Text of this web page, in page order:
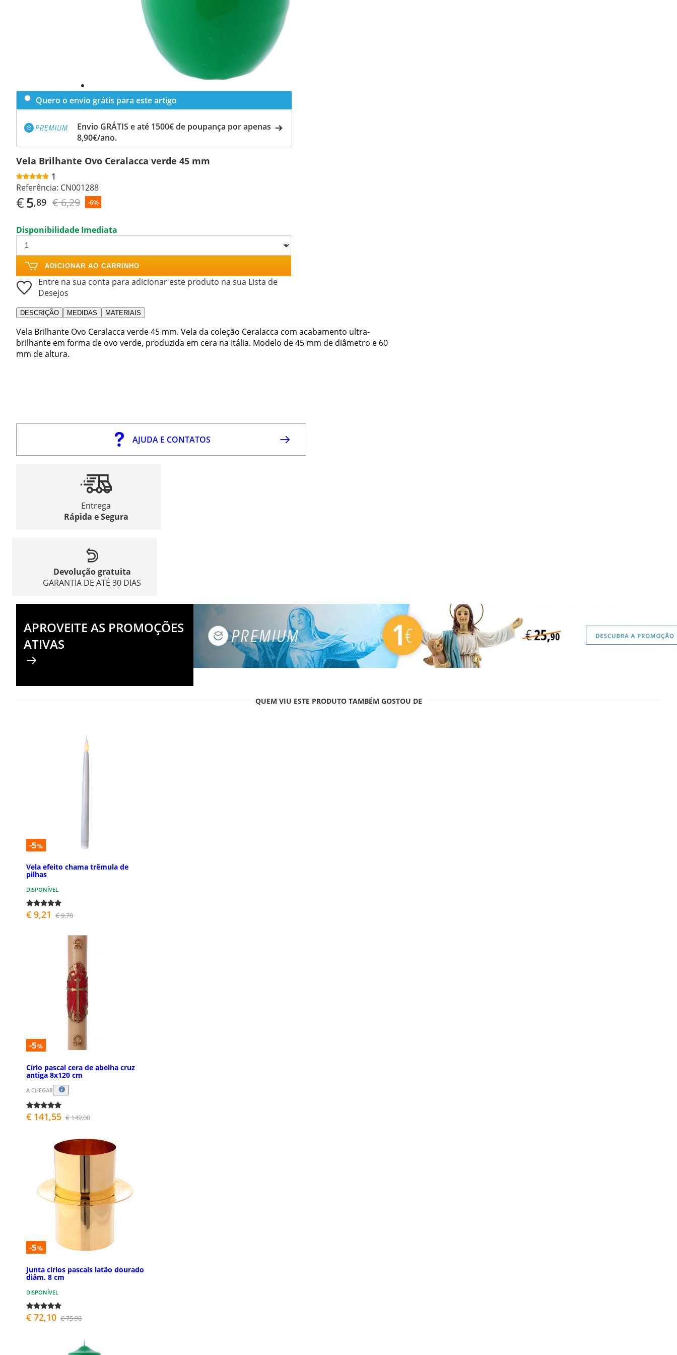
Quero o envio grátis para este artigo
Envio GRÁTIS e até 1500€ de poupança por apenas
8,90€/ano.
Vela Brilhante Ovo Ceralacca verde 45 mm
1
Referência: CN001288
€5,89 € 6,29 -6%
Disponibilidade Imediata
ADICIONAR AO CARRINHO
Entre na sua conta para adicionar este produto na sua Lista de
Desejos
DESCRIÇÃO MEDIDAS MATERIAIS
Vela Brilhante Ovo Ceralacca verde 45 mm. Vela da coleção Ceralacca com acabamento ultra-
brilhante em forma de ovo verde, produzida em cera na Itália. Modelo de 45 mm de diâmetro e 60
mm de altura.
AJUDA E CONTATOS
Entrega
Rápida e Segura
Devolução gratuita
GARANTIA DE ATÉ 30 DIAS
APROVEITE AS PROMOÇÕES
ATIVAS
QUEM VIU ESTE PRODUTO TAMBÉM GOSTOU DE
-5%
Vela efeito chama trêmula de
pilhas
DISPONÍVEL
€ 9,21 € 9,70
-5%
Círio pascal cera de abelha cruz
antiga 8x120 cm
A CHEGAR
€ 141,55 € 149,00
-5%
Junta círios pascais latão dourado
diâm. 8 cm
DISPONÍVEL
€ 72,10 € 75,90